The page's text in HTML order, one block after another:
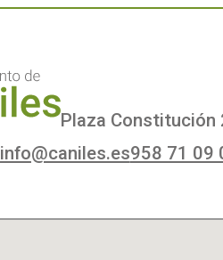
Plaza Constitución
info@caniles.es958 71 09